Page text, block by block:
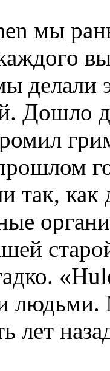
мы
делали
Дошло
так,
людьми.
лет